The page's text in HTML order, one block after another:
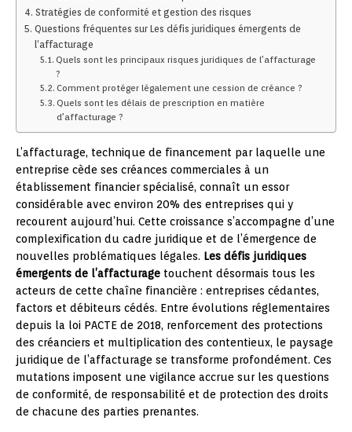
Stratégies de conformité et gestion des risques
Questions fréquentes sur Les défis juridiques émergents de
l’affacturage
Quels sont les principaux risques juridiques de l’affacturage
?
Comment protéger légalement une cession de créance ?
Quels sont les délais de prescription en matière
d’affacturage ?
L’affacturage, technique de financement par laquelle une
entreprise cède ses créances commerciales à un
établissement financier spécialisé, connaît un essor
considérable avec environ 20% des entreprises qui y
recourent aujourd’hui. Cette croissance s’accompagne d’une
complexification du cadre juridique et de l’émergence de
nouvelles problématiques légales. Les défis juridiques
émergents de l’affacturage touchent désormais tous les
acteurs de cette chaîne financière : entreprises cédantes,
factors et débiteurs cédés. Entre évolutions réglementaires
depuis la loi PACTE de 2018, renforcement des protections
des créanciers et multiplication des contentieux, le paysage
juridique de l’affacturage se transforme profondément. Ces
mutations imposent une vigilance accrue sur les questions
de conformité, de responsabilité et de protection des droits
de chacune des parties prenantes.